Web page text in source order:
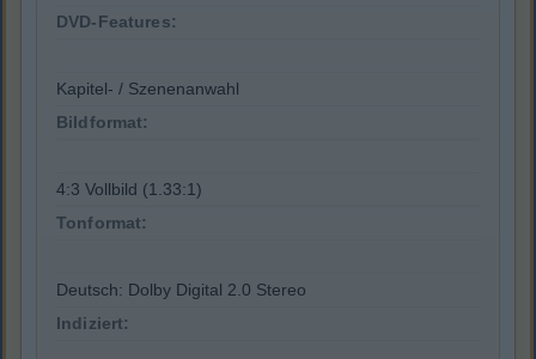
DVD-Features:
Kapitel- / Szenenanwahl
Bildformat:
4:3 Vollbild (1.33:1)
Tonformat:
Deutsch: Dolby Digital 2.0 Stereo
Indiziert: